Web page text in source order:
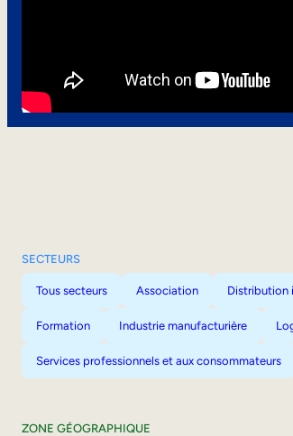
SECTEURS
Tous secteurs Association Distribution
Formation Industrie manufacturière
Services professionnels et aux consommateurs
ZONE GÉOGRAPHIQUE